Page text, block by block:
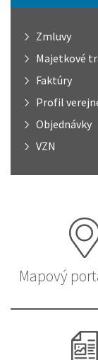
Zmluvy
Majetkové
Faktúry
Profil
Objednávky
VZN
Mapový